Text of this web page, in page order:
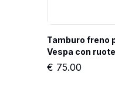
Tamburo freno
Vespa con
€ 75.00